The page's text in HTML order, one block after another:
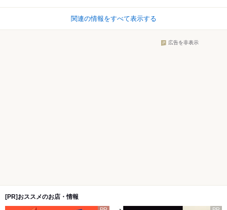
関連の情報をすべて表示する
広告を非表示
[PR]おススメのお店・情報